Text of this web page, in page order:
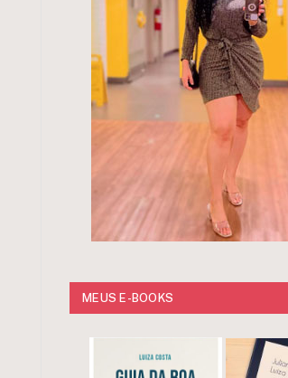
MEUS E-BOOKS